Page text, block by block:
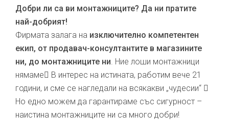
Добри ли са ви монтажниците? Да ни пратите
най-добрият!
Фирмата залага на изключително компетентен
екип, от продавач-консултантите в магазините
ни, до монтажниците ни. Ние лоши монтажници
нямаме В интерес на истината, работим вече 21
години, и сме се нагледали на всякакви „чудесии“ 
Но едно можем да гарантираме със сигурност –
наистина монтажниците ни са много добри!